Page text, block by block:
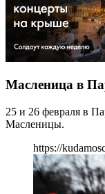
Масленица в
25 и 26 февраля в
Масленицы.
https://